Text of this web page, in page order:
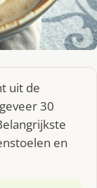
uit de
30
en